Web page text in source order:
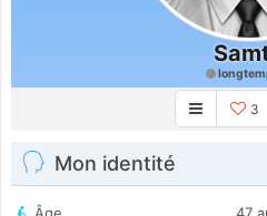
3
Mon identité